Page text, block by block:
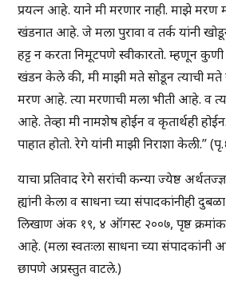
प्रयत्न आहे. याने मी मरणार नाही. माझे मरण
खंडनात आहे. जे मला पुरावा व तर्क यांनी
हट्ट न करता निमूटपणे स्वीकारतो. म्हणून
खंडन केले की, मी माझी मते सोडून त्याची मते
मरण आहे. त्या मरणाची मला भीती आहे. व
आहे. तेव्हा मी नामशेष होईन व कृतार्थही होईन.
पाहात होतो. रेगे यांनी माझी निराशा केली.”
याचा प्रतिवाद रेगे सरांची कन्या ज्येष्ठ
ह्यांनी केला व साधना च्या संपादकांनीही
लिखाण अंक १९, ४ ऑगस्ट २००७, पृष्ठ क्रमांक
आहे. (मला स्वतःला साधना च्या संपादकांनी
छापणे अप्रस्तुत वाटले.)